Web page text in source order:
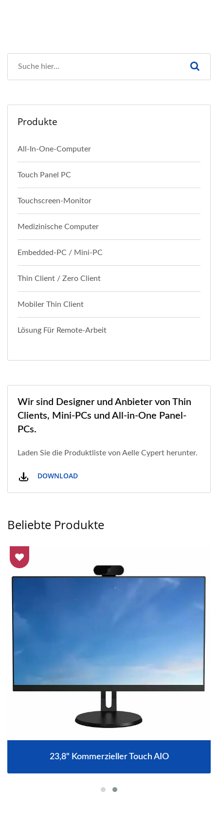
Produkte
All-In-One-Computer
Touch Panel PC
Touchscreen-Monitor
Medizinische Computer
Embedded-PC / Mini-PC
Thin Client / Zero Client
Mobiler Thin Client
Lösung Für Remote-Arbeit
Wir sind Designer und Anbieter von Thin
Clients, Mini-PCs und All-in-One Panel-
PCs.
Laden Sie die Produktliste von Aelle Cypert herunter.
DOWNLOAD
Beliebte Produkte
23,8" Kommerzieller Touch AIO